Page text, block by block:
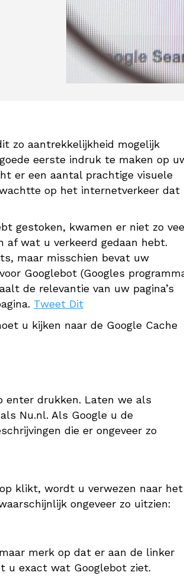
zo aantrekkelijkheid mogelijk
eerste indruk te maken op
er een aantal prachtige visuele
op het internetverkeer dat
gestoken, kwamen er niet zo
af wat u verkeerd gedaan hebt.
maar misschien bevat uw
Googlebot (Googles
de relevantie van uw pagina’s
Tweet Dit
u kijken naar de Google Cache
enter drukken. Laten we als
Nu.nl. Als Google u de
die er ongeveer zo
klikt, wordt u verwezen naar het
ongeveer zo uitzien:
merk op dat er aan de linker
u exact wat Googlebot ziet.